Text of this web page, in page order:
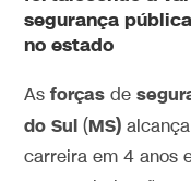
segurança
no estado
Asforças de
do Sul (MS)
carreira em 4 anos